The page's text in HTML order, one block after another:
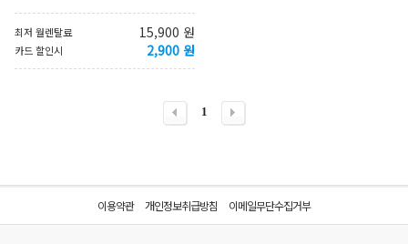
최저 월렌탈료 15,900 원
카드 할인시 2,900 원
1
이용약관 개인정보취급방침 이메일무단수집거부